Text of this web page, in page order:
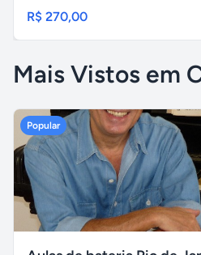
R$ 270,00
Mais Vistos em
Popular